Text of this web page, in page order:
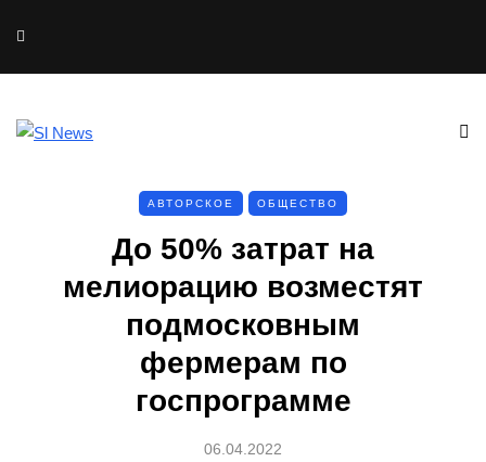
АВТОРСКОЕ ОБЩЕСТВО
До 50% затрат на
мелиорацию возместят
подмосковным
фермерам по
госпрограмме
06.04.2022